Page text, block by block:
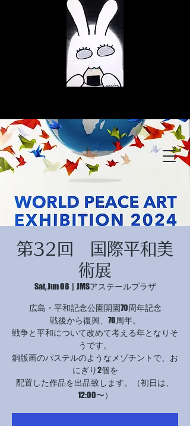
© Copyright
第32回 国際平和美
術展
Sat, Jun 08
  |
JMSアステールプラザ
広島・平和記念公園開園70周年記念
戦後から復興、70周年。
戦争と平和について改めて考える年となりそ
うです。
銅版画のパステルのようなメゾチントで、お
にぎり2個を
配置した作品を出品致します。（初日は、
12:00〜）